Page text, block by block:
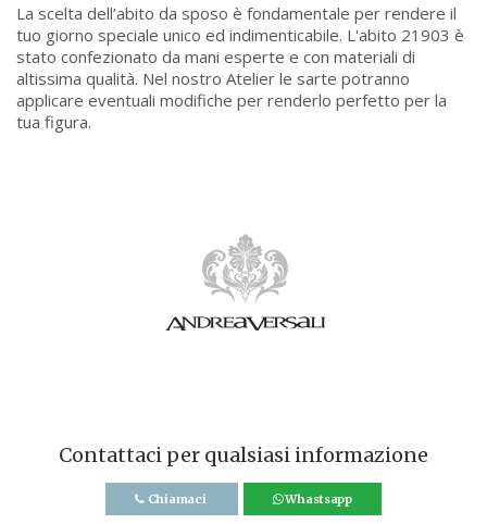
La scelta dell’abito da sposo è fondamentale per rendere il
tuo giorno speciale unico ed indimenticabile. L'abito 21903 è
stato confezionato da mani esperte e con materiali di
altissima qualità. Nel nostro Atelier le sarte potranno
applicare eventuali modifiche per renderlo perfetto per la
tua figura.
Contattaci per qualsiasi informazione
Chiamaci Whastsapp